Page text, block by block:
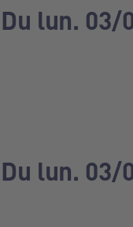
Du lun. 03/
Du lun. 03/